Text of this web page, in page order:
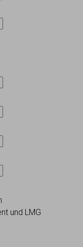
und LMG